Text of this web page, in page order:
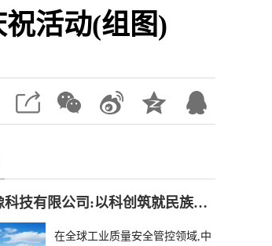
活动(组图)
上海高晶影像科技有限公司:以科创筑就民族检测品牌
在全球工业质量安全管控领域,中